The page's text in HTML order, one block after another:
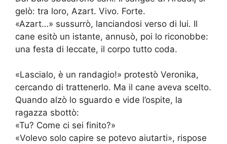
gelò: tra loro, Azart. Vivo. Forte.
«Azart…» sussurrò, lanciandosi verso di lui. Il
cane esitò un istante, annusò, poi lo riconobbe:
una festa di leccate, il corpo tutto coda.
«Lascialo, è un randagio!» protestò Veronika,
cercando di trattenerlo. Ma il cane aveva scelto.
Quando alzò lo sguardo e vide l’ospite, la
ragazza sbottò:
«Tu? Come ci sei finito?»
«Volevo solo capire se potevo aiutarti», rispose